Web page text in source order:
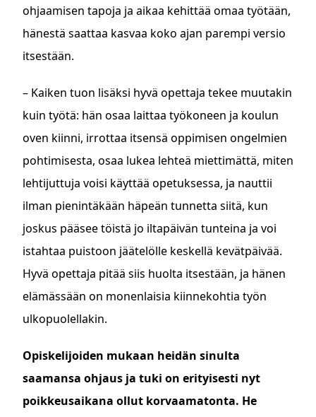
ohjaamisen tapoja ja aikaa kehittää omaa työtään,
hänestä saattaa kasvaa koko ajan parempi versio
itsestään.
– Kaiken tuon lisäksi hyvä opettaja tekee muutakin
kuin työtä: hän osaa laittaa työkoneen ja koulun
oven kiinni, irrottaa itsensä oppimisen ongelmien
pohtimisesta, osaa lukea lehteä miettimättä, miten
lehtijuttuja voisi käyttää opetuksessa, ja nauttii
ilman pienintäkään häpeän tunnetta siitä, kun
joskus pääsee töistä jo iltapäivän tunteina ja voi
istahtaa puistoon jäätelölle keskellä kevätpäivää.
Hyvä opettaja pitää siis huolta itsestään, ja hänen
elämässään on monenlaisia kiinnekohtia työn
ulkopuolellakin.
Opiskelijoiden mukaan heidän sinulta
saamansa ohjaus ja tuki on erityisesti nyt
poikkeusaikana ollut korvaamatonta. He